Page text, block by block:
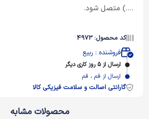
....) متصل شود.
کد محصول: 4973
فروشنده : ربیع
ارسال از 5 روز کاری دیگر
ارسال از قم ، قم
گارانتی اصالت و سلامت فیزیکی کالا
محصولات مشابه